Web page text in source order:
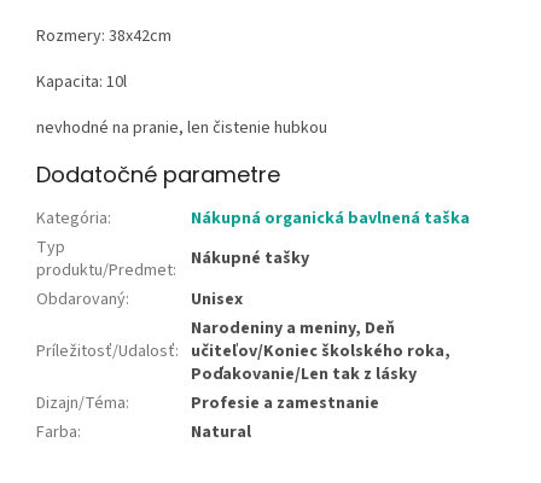
Rozmery: 38x42cm
Kapacita: 10l
nevhodné na pranie, len čistenie hubkou
Dodatočné parametre
Kategória:
Nákupná organická bavlnená taška
Typ
produktu/Predmet:
Nákupné tašky
Obdarovaný: Unisex
Príležitosť/Udalosť:
Narodeniny a meniny, Deň
učiteľov/Koniec školského roka,
Poďakovanie/Len tak z lásky
Dizajn/Téma:
Profesie a zamestnanie
Farba: Natural